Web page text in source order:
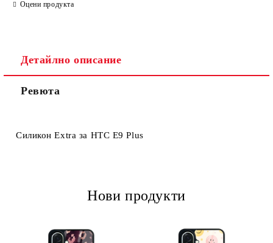
Оцени продукта
Детайлно описание
Ревюта
Силикон Extra за HTC Е9 Plus
Нови продукти